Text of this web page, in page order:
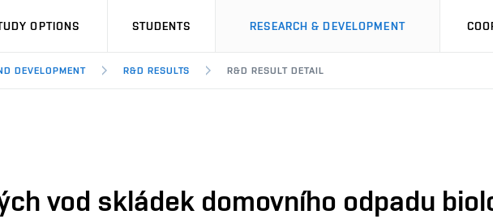
OPTIONS STUDENTS RESEARCH & DEVELOPMENT
DEVELOPMENT R&D RESULTS R&D RESULT DETAIL
vod skládek domovního odpadu